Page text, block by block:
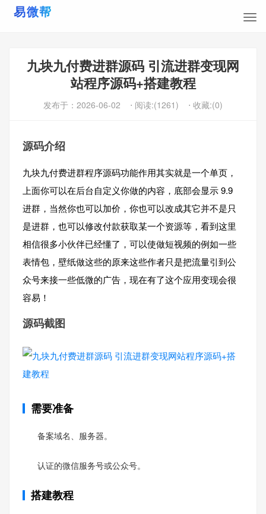
九块九付费进群源码 引流进群变现网
站程序源码+搭建教程
发布于： 2026-06-02 ⋅ 阅读:(1261) ⋅ 收藏:(0)
源码介绍
九块九付费进群程序源码功能作用其实就是一个单页，
上面你可以在后台自定义你做的内容，底部会显示 9.9
进群，当然你也可以加价，你也可以改成其它并不是只
是进群，也可以修改付款获取某一个资源等，看到这里
相信很多小伙伴已经懂了，可以使做短视频的例如一些
表情包，壁纸做这些的原来这些作者只是把流量引到公
众号来接一些低微的广告，现在有了这个应用变现会很
容易！
源码截图
需要准备
备案域名、服务器。
认证的微信服务号或公众号。
搭建教程